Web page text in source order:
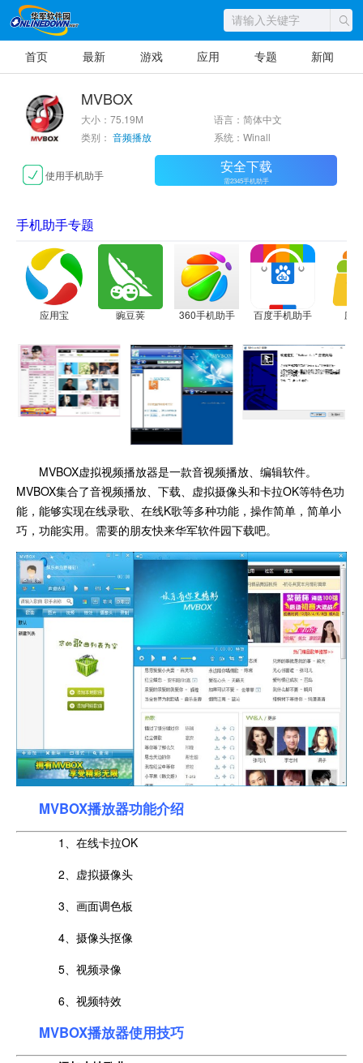
首页 最新 游戏 应用 专题 新闻
MVBOX
大小：75.19M
语言：简体中文
类别： 音频播放 系统：Winall
使用手机助手 安全下载
需2345手机助手
手机助手专题
应用宝 豌豆荚 360手机助手 百度手机助手 应
MVBOX虚拟视频播放器是一款音视频播放、编辑软件。
MVBOX集合了音视频播放、下载、虚拟摄像头和卡拉OK等特色功
能，能够实现在线录歌、在线K歌等多种功能，操作简单，简单小
巧，功能实用。需要的朋友快来华军软件园下载吧。
MVBOX播放器功能介绍
1、在线卡拉OK
2、虚拟摄像头
3、画面调色板
4、摄像头抠像
5、视频录像
6、视频特效
MVBOX播放器使用技巧